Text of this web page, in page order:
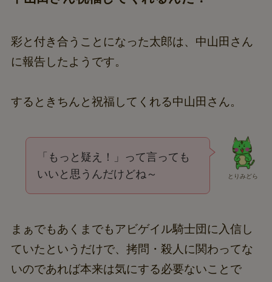
彩と付き合うことになった太郎は、中山田さん
に報告したようです。
するときちんと祝福してくれる中山田さん。
とりみどら
「もっと疑え！」って言っても
いいと思うんだけどね～
まぁでもあくまでもアビゲイル騎士団に入信し
ていたというだけで、拷問・殺人に関わってな
いのであれば本来は気にする必要ないことで